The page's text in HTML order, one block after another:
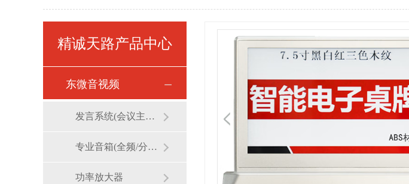
精诚天路产品中心
东微音视频
发言系统(会议主机/话筒/麦克风)
专业音箱(全频/分频/线阵)
功率放大器